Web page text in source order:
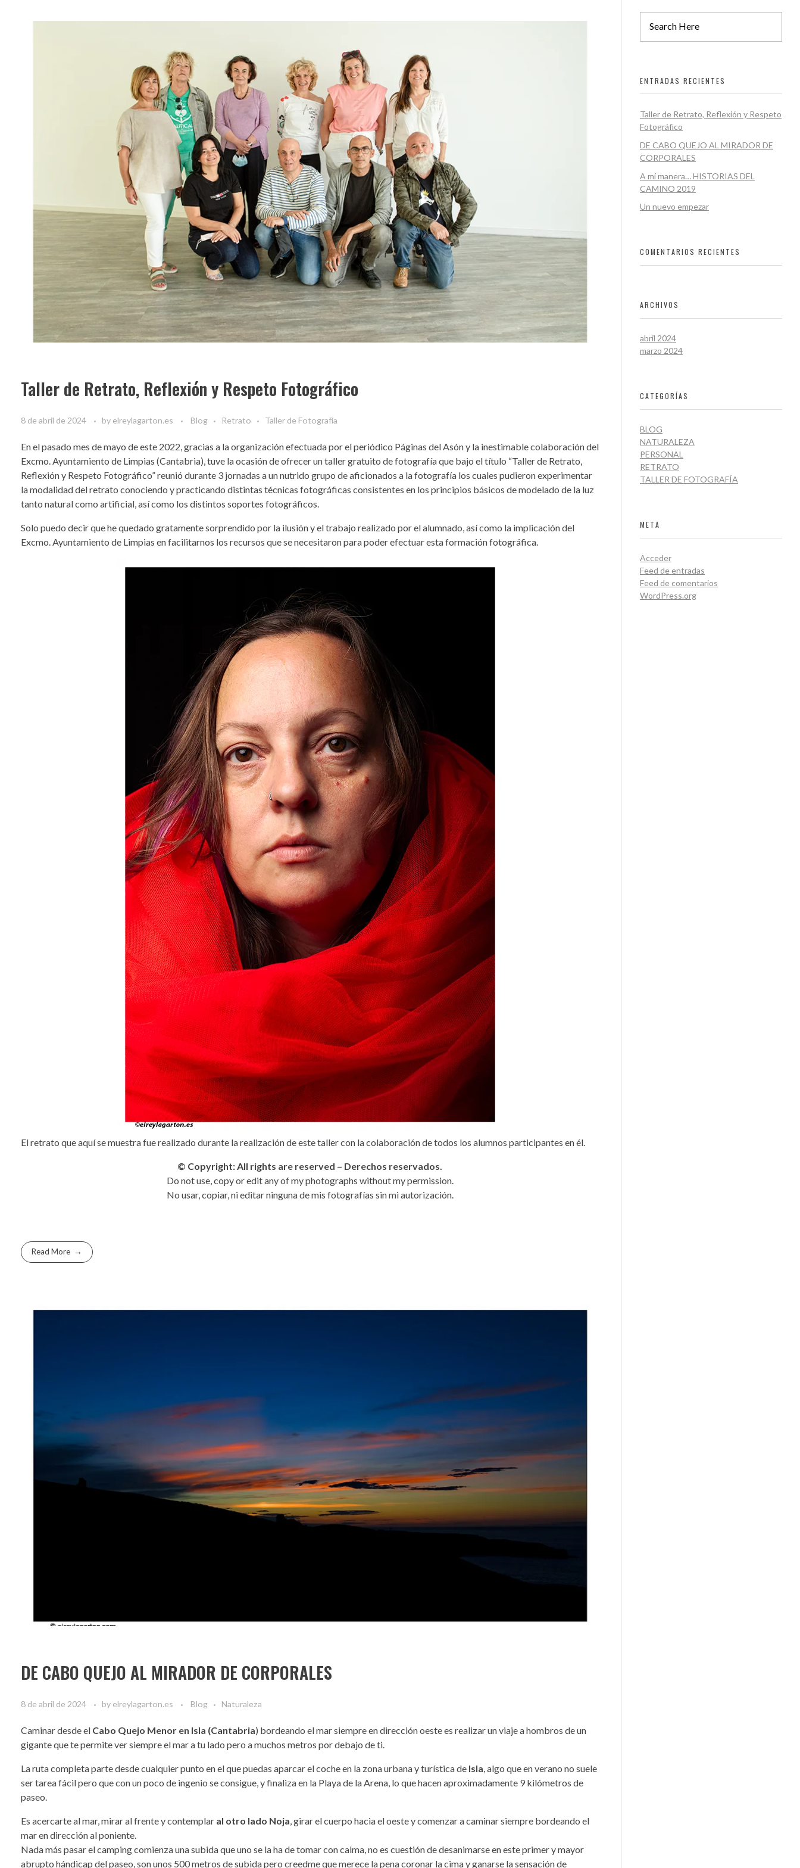
Taller de Retrato, Reflexión y Respeto Fotográfico
8 de abril de 2024 by elreylagarton.es Blog Retrato Taller de Fotografía
En el pasado mes de mayo de este 2022, gracias a la organización efectuada por el periódico Páginas del Asón y la inestimable colaboración del
Excmo. Ayuntamiento de Limpias (Cantabria), tuve la ocasión de ofrecer un taller gratuito de fotografía que bajo el título “Taller de Retrato,
Reflexión y Respeto Fotográfico” reunió durante 3 jornadas a un nutrido grupo de aficionados a la fotografía los cuales pudieron experimentar
la modalidad del retrato conociendo y practicando distintas técnicas fotográficas consistentes en los principios básicos de modelado de la luz
tanto natural como artificial, así como los distintos soportes fotográficos.
Solo puedo decir que he quedado gratamente sorprendido por la ilusión y el trabajo realizado por el alumnado, así como la implicación del
Excmo. Ayuntamiento de Limpias en facilitarnos los recursos que se necesitaron para poder efectuar esta formación fotográfica.
El retrato que aquí se muestra fue realizado durante la realización de este taller con la colaboración de todos los alumnos participantes en él.
© Copyright: All rights are reserved – Derechos reservados.
Do not use, copy or edit any of my photographs without my permission.
No usar, copiar, ni editar ninguna de mis fotografías sin mi autorización.
Read More
DE CABO QUEJO AL MIRADOR DE CORPORALES
8 de abril de 2024 by elreylagarton.es Blog Naturaleza
Caminar desde el Cabo Quejo Menor en Isla (Cantabria) bordeando el mar siempre en dirección oeste es realizar un viaje a hombros de un
gigante que te permite ver siempre el mar a tu lado pero a muchos metros por debajo de ti.
La ruta completa parte desde cualquier punto en el que puedas aparcar el coche en la zona urbana y turística de Isla, algo que en verano no suele
ser tarea fácil pero que con un poco de ingenio se consigue, y finaliza en la Playa de la Arena, lo que hacen aproximadamente 9 kilómetros de
paseo.
Es acercarte al mar, mirar al frente y contemplar al otro lado Noja, girar el cuerpo hacia el oeste y comenzar a caminar siempre bordeando el
mar en dirección al poniente.
Nada más pasar el camping comienza una subida que uno se la ha de tomar con calma, no es cuestión de desanimarse en este primer y mayor
abrupto hándicap del paseo, son unos 500 metros de subida pero creedme que merece la pena coronar la cima y ganarse la sensación de
ENTRADAS RECIENTES
Taller de Retrato, Reflexión y Respeto
Fotográfico
DE CABO QUEJO AL MIRADOR DE
CORPORALES
A mí manera… HISTORIAS DEL
CAMINO 2019
Un nuevo empezar
COMENTARIOS RECIENTES
ARCHIVOS
abril 2024
marzo 2024
CATEGORÍAS
BLOG
NATURALEZA
PERSONAL
RETRATO
TALLER DE FOTOGRAFÍA
META
Acceder
Feed de entradas
Feed de comentarios
WordPress.org